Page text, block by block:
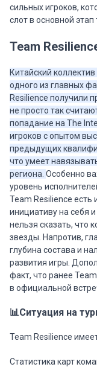
сильных игроков,
слот в основной
Team
Китайский
одного из главных
Resilience получили
не просто так
попадание на The
игроков с опытом
предыдущих
что умеет
региона. Особенно
уровень
Team Resilience есть
инициативу на себя
нельзя сказать, что
звезды. Напротив,
глубина состава и
развития игры.
факт, что ранее
в официальной
📊Ситуация на
Team Resilience
Статистика карт